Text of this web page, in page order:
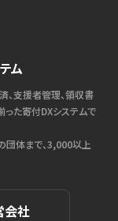
ム
、支援者管理、領収書
った寄付DXシステムで
体まで、3,000以上
会社